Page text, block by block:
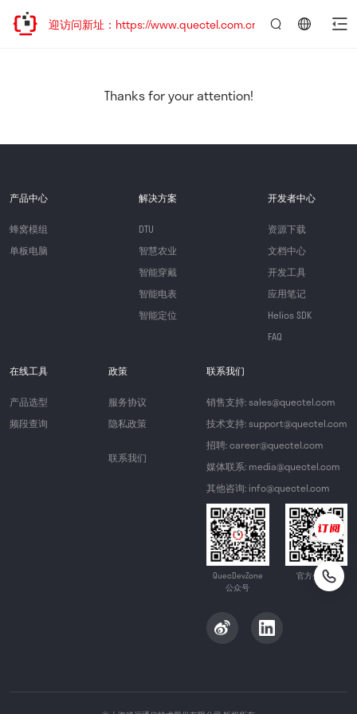
移，欢迎访问新址：https://www.quectel.com.cn
Thanks for your attention!
产品中心
蜂窝模组
单板电脑
解决方案
DTU
智慧农业
智能穿戴
智能电表
智能定位
开发者中心
资源下载
文档中心
开发工具
应用笔记
Helios SDK
FAQ
在线工具
产品选型
频段查询
政策
服务协议
隐私政策
联系我们
联系我们
销售支持: sales@quectel.com
技术支持: support@quectel.com
招聘: career@quectel.com
媒体联系: media@quectel.com
其他咨询: info@quectel.com
QuecDevZone
公众号
官方公众号